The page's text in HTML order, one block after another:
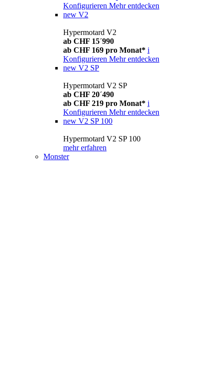
Konfigurieren Mehr entdecken
new V2
Hypermotard V2
ab CHF 15´990
ab CHF 169 pro Monat* i
Konfigurieren Mehr entdecken
new V2 SP
Hypermotard V2 SP
ab CHF 20´490
ab CHF 219 pro Monat* i
Konfigurieren Mehr entdecken
new V2 SP 100
Hypermotard V2 SP 100
mehr erfahren
Monster